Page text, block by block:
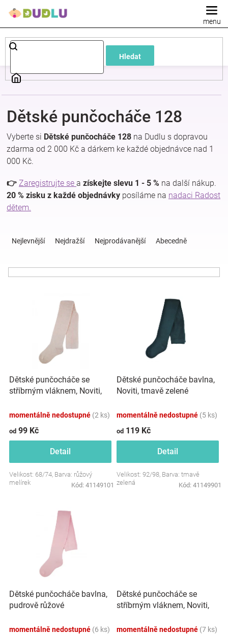
Hledat
Dětské
a
kojenecké
oblečení
Pokojíček
kojenecká
a
Těhotenské
oblečení
Novinky
Dětské punčocháče 128
Vyberte si Dětské punčocháče 128 na Dudlu s dopravou
zdarma od 2 000 Kč a dárkem ke každé objednávce nad 1
000 Kč.
👉 Zaregistrujte se a získejte slevu 1 - 5 % na další nákup.
20 % zisku z každé objednávky posíláme na nadaci Radost
dětem.
ů
Nejlevnější Nejdražší Nejprodávanější Abecedně
o
d
u
t
ů
Dětské punčocháče se
stříbrným vláknem, Noviti,
momentálně nedostupné (2 ks)
od 99 Kč
Detail
Velikost: 68/74, Barva: růžový
melírek
Kód: 41149101
Dětské punčocháče bavlna,
Noviti, tmavě zelené
momentálně nedostupné (5 ks)
od 119 Kč
Detail
Velikost: 92/98, Barva: tmavě
zelená
Kód: 41149901
Dětské punčocháče bavlna,
pudrově růžové
momentálně nedostupné (6 ks)
Dětské punčocháče se
stříbrným vláknem, Noviti,
momentálně nedostupné (7 ks)